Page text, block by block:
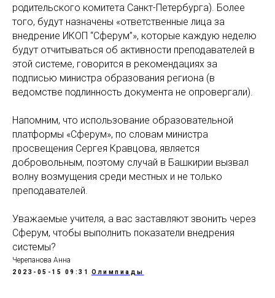
родительского комитета Санкт-Петербурга). Более
того, будут назначены «ответственные лица за
внедрение ИКОП “Сферум”», которые каждую неделю
будут отчитываться об активности преподавателей в
этой системе, говорится в рекомендациях за
подписью министра образования региона (в
ведомстве подлинность документа не опровергали).
Напомним, что использование образовательной
платформы «Сферум», по словам министра
просвещения Сергея Кравцова, является
добровольным, поэтому случай в Башкирии вызвал
волну возмущения среди местных и не только
преподавателей.
Уважаемые учителя, а вас заставляют звонить через
Сферум, чтобы выполнить показатели внедрения
системы?
Черепанова Анна
2023-05-15 09:31 Олимпиады